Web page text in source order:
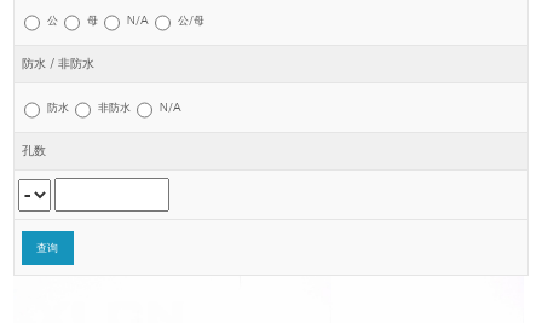
公 母 N/A 公/母
防水 / 非防水
防水 非防水 N/A
孔数